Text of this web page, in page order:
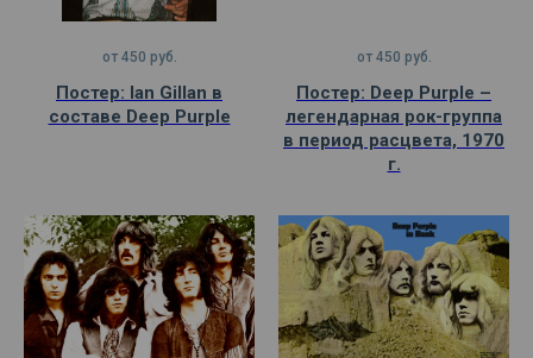
от 450 руб.
Постер: Ian Gillan в
составе Deep Purple
от 450 руб.
Постер: Deep Purple –
легендарная рок-группа
в период расцвета, 1970
г.